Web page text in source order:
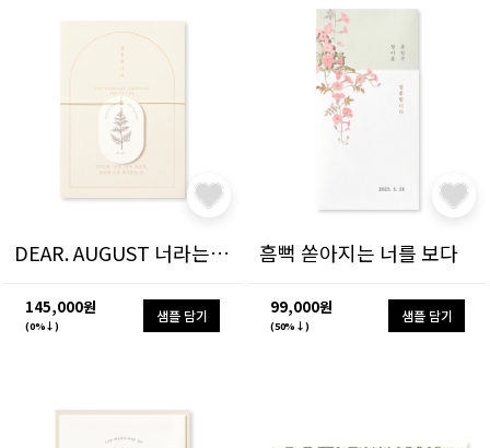
DEAR. AUGUST 너라는 계절
145,000원
(0%↓)
샘플 담기
흠뻑 쏟아지는 너를 보다
99,000원
(50%↓)
샘플 담기